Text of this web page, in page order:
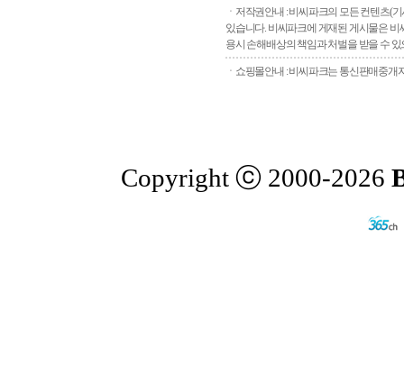
ㆍ저작권안내 : 비씨파크의 모든 컨텐츠(
있습니다. 비씨파크에 게재된 게시물은
용시 손해배상의 책임과 처벌을 받을 수
ㆍ쇼핑몰안내 : 비씨파크는 통신판매중개
Copyright ⓒ 2000-2026